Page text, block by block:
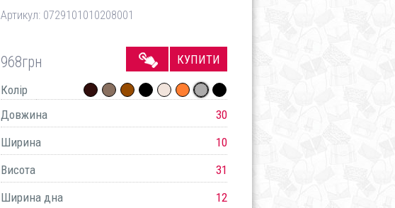
Артикул: 0729101010208001
968грн КУПИТИ
Колір
Довжина
30
Ширина
10
Висота
31
Ширина дна
12